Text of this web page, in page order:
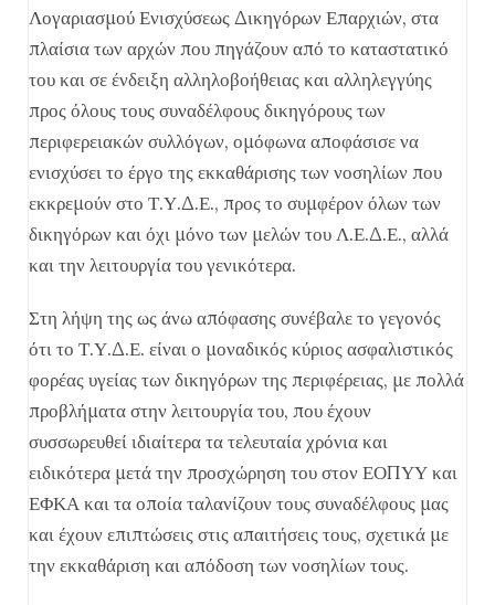
Λογαριασμού Ενισχύσεως Δικηγόρων Επαρχιών, στα
πλαίσια των αρχών που πηγάζουν από το καταστατικό
του και σε ένδειξη αλληλοβοήθειας και αλληλεγγύης
προς όλους τους συναδέλφους δικηγόρους των
περιφερειακών συλλόγων, ομόφωνα αποφάσισε να
ενισχύσει το έργο της εκκαθάρισης των νοσηλίων που
εκκρεμούν στο Τ.Υ.Δ.Ε., προς το συμφέρον όλων των
δικηγόρων και όχι μόνο των μελών του Λ.Ε.Δ.Ε., αλλά
και την λειτουργία του γενικότερα.
Στη λήψη της ως άνω απόφασης συνέβαλε το γεγονός
ότι το Τ.Υ.Δ.Ε. είναι ο μοναδικός κύριος ασφαλιστικός
φορέας υγείας των δικηγόρων της περιφέρειας, με πολλά
προβλήματα στην λειτουργία του, που έχουν
συσσωρευθεί ιδιαίτερα τα τελευταία χρόνια και
ειδικότερα μετά την προσχώρηση του στον ΕΟΠΥΥ και
ΕΦΚΑ και τα οποία ταλανίζουν τους συναδέλφους μας
και έχουν επιπτώσεις στις απαιτήσεις τους, σχετικά με
την εκκαθάριση και απόδοση των νοσηλίων τους.